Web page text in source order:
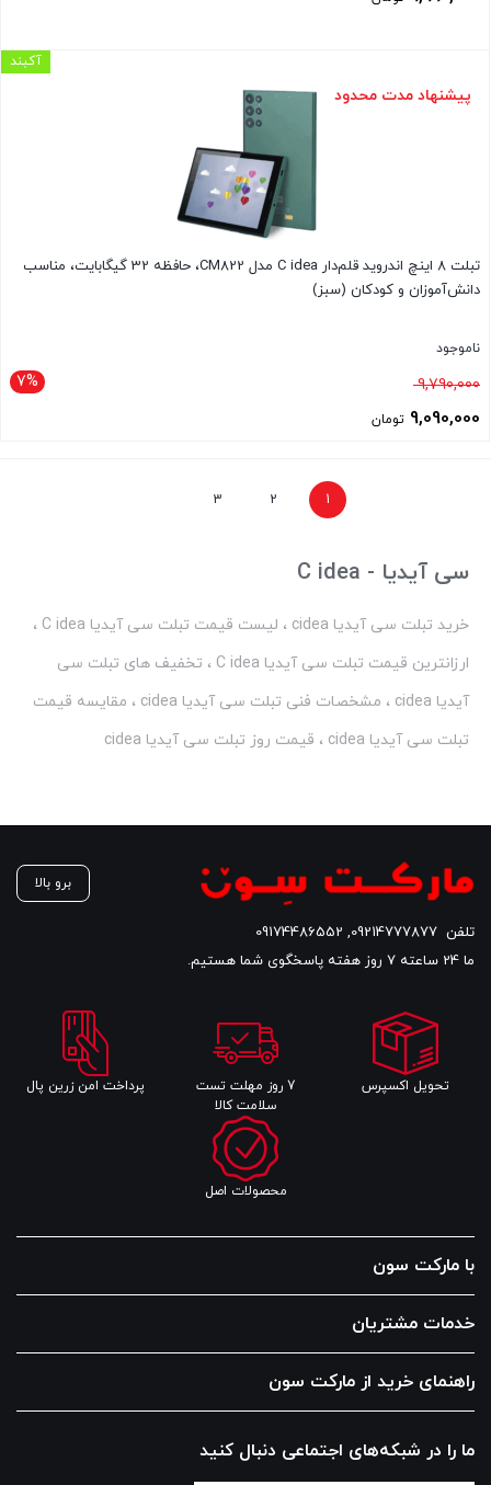
پیشنهاد مدت محدود
تبلت 8 اینچ اندروید قلم‌دار C idea مدل CM822، حافظه 32 گیگابایت، مناسب
دانش‌آموزان و کودکان (سبز)
ناموجود
7% 9,790,000قیمت
اصلی9,090,000 تومان
آکبند
1
2
3
سی آیدیا - C idea
خرید تبلت سی آیدیا cidea ، لیست قیمت تبلت سی آیدیا C idea ،
ارزانترین قیمت تبلت سی آیدیا C idea ، تخفیف های تبلت سی
آیدیا cidea ، مشخصات فنی تبلت سی آیدیا cidea ، مقایسه قیمت
تبلت سی آیدیا cidea ، قیمت روز تبلت سی آیدیا cidea
برو بالا
تلفن 09214777877
,
09174486552
ما 24 ساعته 7 روز هفته پاسخگوی شما هستیم.
تحویل اکسپرس
7 روز مهلت تست
سلامت کالا
پرداخت امن زرین پال
محصولات اصل
با مارکت سون
خدمات مشتریان
راهنمای خرید از مارکت سون
ما را در شبکه‌های اجتماعی دنبال کنید